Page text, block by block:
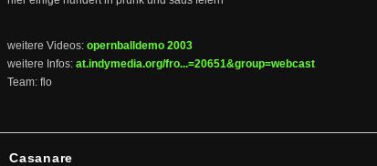
weitere Videos: opernballdemo 2003
weitere Infos: at.indymedia.org/fro...=20651&group=webcast
Team: flo
Casanare